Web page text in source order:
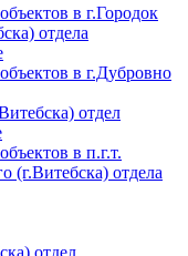
в г.Городок
отдела
в г.Дубровно
отдел
в п.г.т.
(г.Витебска) отдела
отдел